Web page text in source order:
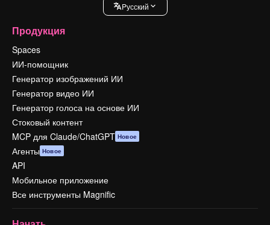
Pусский
Продукция
Spaces
ИИ-помощник
Генератор изображений ИИ
Генератор видео ИИ
Генератор голоса на основе ИИ
Стоковый контент
MCP для Claude/ChatGPT Новое
Агенты Новое
API
Мобильное приложение
Все инструменты Magnific